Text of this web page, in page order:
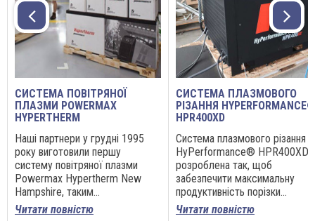
СИСТЕМА ПОВІТРЯНОЇ
ПЛАЗМИ POWERMAX
HYPERTHERM
Наші партнери у грудні 1995
року виготовили першу
систему повітряної плазми
Powermax Hypertherm New
Hampshire, таким...
Читати повністю
СИСТЕМА ПЛАЗМОВОГО
РІЗАННЯ HYPERFORMANCE®
HPR400XD
Система плазмового різання
HyPerformance® HPR400XD
розроблена так, щоб
забезпечити максимальну
продуктивність порізки...
Читати повністю